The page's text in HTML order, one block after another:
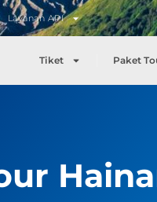
Layanan API
Tiket Paket